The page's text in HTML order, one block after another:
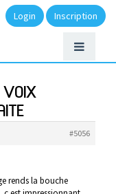
Login Inscription
#5056
rends la bouche